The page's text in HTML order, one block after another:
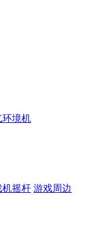
环境机
机摇杆 游戏周边